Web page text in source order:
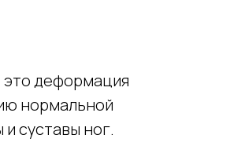
это деформация
нормальной
суставы ног.